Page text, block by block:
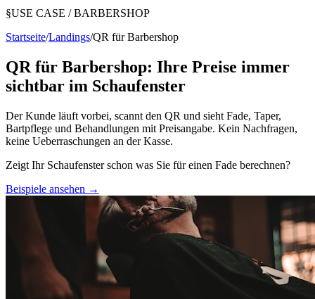
§USE CASE /BARBERSHOP
Startseite/Landings/QR für Barbershop
QR für Barbershop: Ihre Preise immer
sichtbar im Schaufenster
Der Kunde läuft vorbei, scannt den QR und sieht Fade, Taper,
Bartpflege und Behandlungen mit Preisangabe. Kein Nachfragen,
keine Ueberraschungen an der Kasse.
Zeigt Ihr Schaufenster schon was Sie für einen Fade berechnen?
Beispiele ansehen →